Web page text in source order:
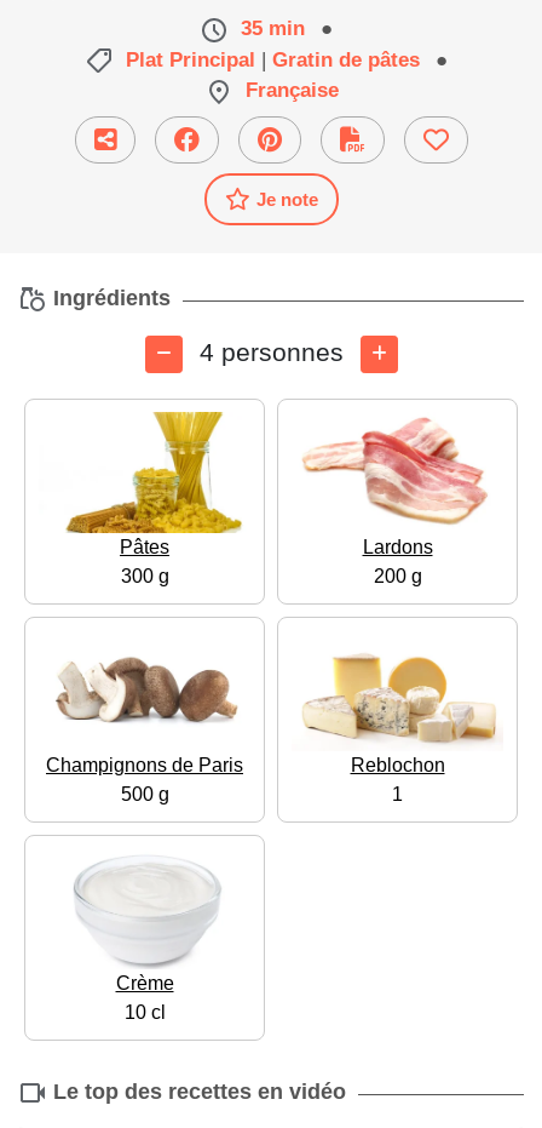
35 min
●
Plat Principal | Gratin de pâtes
●
Française
Je note
Ingrédients
4 personnes
Pâtes
300 g
Lardons
200 g
Champignons de Paris
500 g
Reblochon
1
Crème
10 cl
Le top des recettes en vidéo